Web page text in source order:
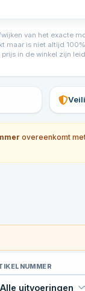
van het exacte
maar is niet altijd
in de winkel zijn
overeenkomt